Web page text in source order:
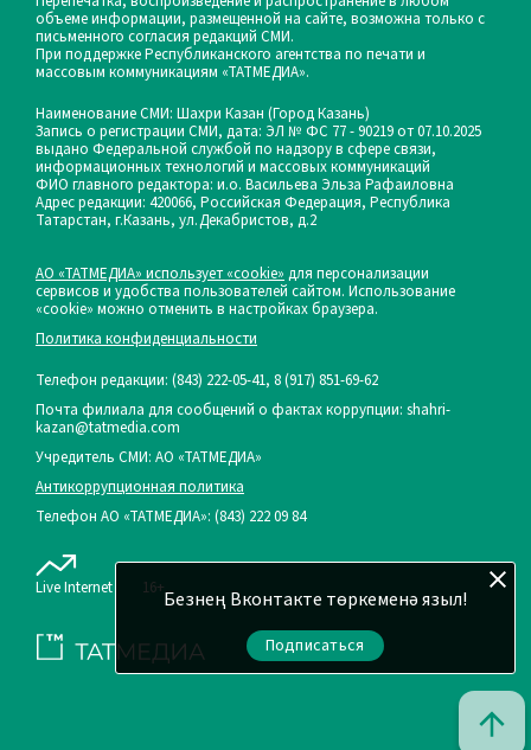
Безнең Вконтакте төркеменә языл!
Подписаться
объеме информации, размещенной на сайте, возможна только с
письменного согласия редакций СМИ.
При поддержке Республиканского агентства по печати и
массовым коммуникациям «ТАТМЕДИА».
Наименование СМИ: Шахри Казан (Город Казань)
Запись о регистрации СМИ, дата: ЭЛ № ФС 77 - 90219 от 07.10.2025
выдано Федеральной службой по надзору в сфере связи,
информационных технологий и массовых коммуникаций
ФИО главного редактора: и.о. Васильева Эльза Рафаиловна
Адрес редакции: 420066, Российская Федерация, Республика
Татарстан, г.Казань, ул.Декабристов, д.2
АО «ТАТМЕДИА» использует «cookie» для персонализации
сервисов и удобства пользователей сайтом. Использование
«cookie» можно отменить в настройках браузера.
Политика конфиденциальности
Телефон редакции: (843) 222-05-41, 8 (917) 851-69-62
Почта филиала для сообщений о фактах коррупции: shahri-
kazan@tatmedia.com
Учредитель СМИ: АО «ТАТМЕДИА»
Антикоррупционная политика
Телефон АО «ТАТМЕДИА»: (843) 222 09 84
Live Internet 16+